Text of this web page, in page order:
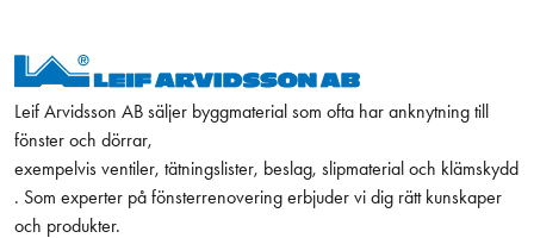
Leif Arvidsson AB säljer byggmaterial som ofta har anknytning till
fönster och dörrar,
exempelvis ventiler, tätningslister, beslag, slipmaterial och klämskydd
. Som experter på fönsterrenovering erbjuder vi dig rätt kunskaper
och produkter.